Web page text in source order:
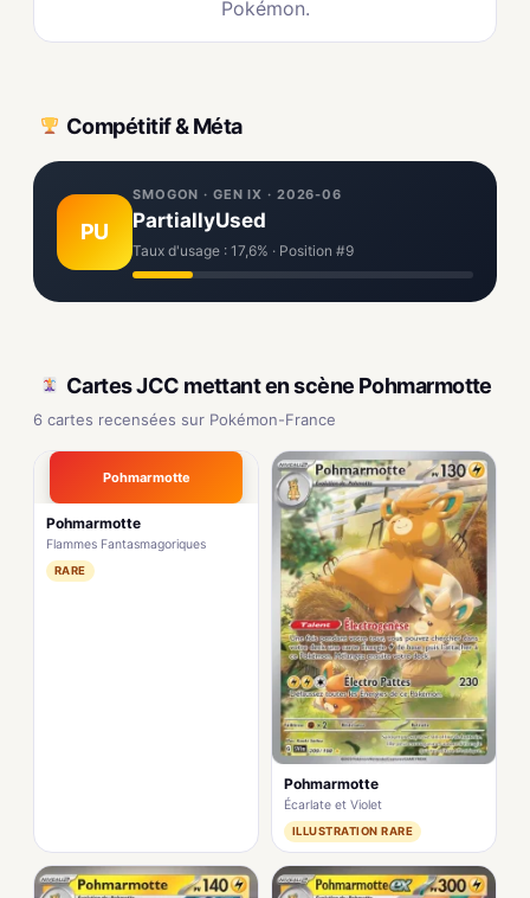
Pokémon.
Compétitif & Méta
PU
SMOGON · GEN IX · 2026-06
PartiallyUsed
Taux d'usage : 17,6% · Position #9
Cartes JCC mettant en scène Pohmarmotte
6 cartes recensées sur Pokémon-France
Pohmarmotte
Pohmarmotte
Flammes Fantasmagoriques
RARE
Pohmarmotte
Écarlate et Violet
ILLUSTRATION RARE